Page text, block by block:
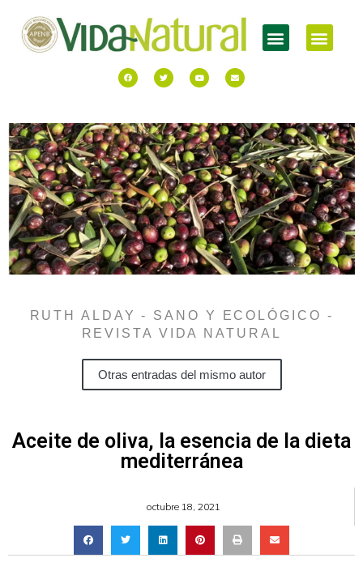
RUTH ALDAY - SANO Y ECOLÓGICO -
REVISTA VIDA NATURAL
Otras entradas del mismo autor
Aceite de oliva, la esencia de la dieta
mediterránea
octubre 18, 2021